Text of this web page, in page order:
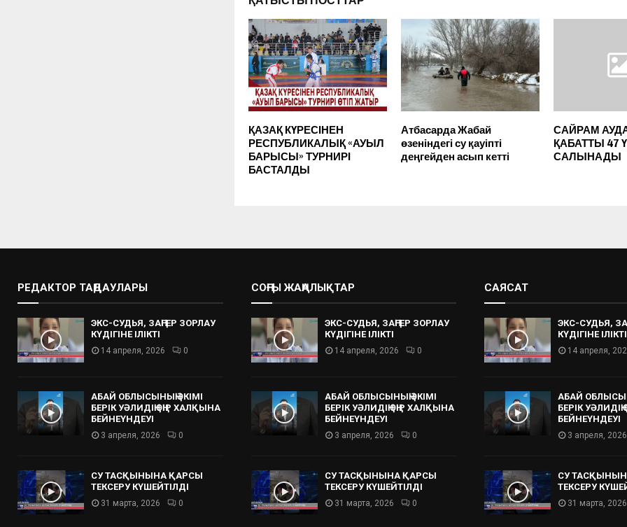
ҚАЗАҚ КҮРЕСІНЕН
РЕСПУБЛИКАЛЫҚ «АУЫЛ
БАРЫСЫ» ТУРНИРІ
БАСТАЛДЫ
Атбасарда Жабай
өзеніндегі су қауіпті
деңгейден асып кетті
САЙРАМ
ҚАБАТТЫ 47
САЛЫНАДЫ
РЕДАКТОР ТАҢДАУЛАРЫ
ЭКС-СУДЬЯ, ЗАҢГЕР ЗОРЛАУ
КҮДІГІНЕ ІЛІКТІ
14 апреля, 2026 0
АБАЙ ОБЛЫСЫНЫҢ ӘКІМІ
БЕРІК УӘЛИДІҢ ӨҢІР ХАЛҚЫНА
БЕЙНЕҮНДЕУІ
3 апреля, 2026 0
СУ ТАСҚЫНЫНА ҚАРСЫ
ТЕКСЕРУ КҮШЕЙТІЛДІ
31 марта, 2026 0
СОҢҒЫ ЖАҢАЛЫҚТАР
ЭКС-СУДЬЯ, ЗАҢГЕР ЗОРЛАУ
КҮДІГІНЕ ІЛІКТІ
14 апреля, 2026 0
АБАЙ ОБЛЫСЫНЫҢ ӘКІМІ
БЕРІК УӘЛИДІҢ ӨҢІР ХАЛҚЫНА
БЕЙНЕҮНДЕУІ
3 апреля, 2026 0
СУ ТАСҚЫНЫНА ҚАРСЫ
ТЕКСЕРУ КҮШЕЙТІЛДІ
31 марта, 2026 0
САЯСАТ
ЭКС-СУДЬЯ,
КҮДІГІНЕ ІЛІКТІ
14 апреля,
АБАЙ
БЕРІК
БЕЙНЕҮНДЕУІ
3 апреля, 2026
СУ
ТЕКСЕРУ
31 марта, 2026